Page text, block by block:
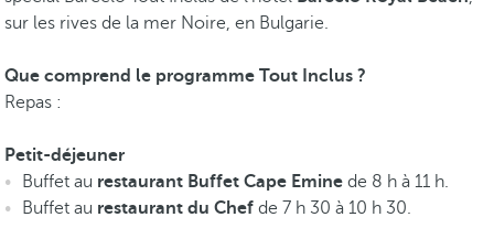
sur les rives de la mer Noire, en Bulgarie.
Que comprend le programme Tout Inclus ?
Repas :
Petit-déjeuner
Buffet au restaurant Buffet Cape Emine de 8 h à 11 h.
Buffet au restaurant du Chef de 7 h 30 à 10 h 30.